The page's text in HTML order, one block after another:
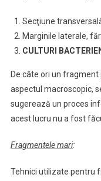
Secţiune
Marginile laterale,
CULTURI
De câte ori un
aspectul macroscopic,
sugerează un proces
acest lucru nu a fost
Fragmentele mari:
Tehnici utilizate pentru